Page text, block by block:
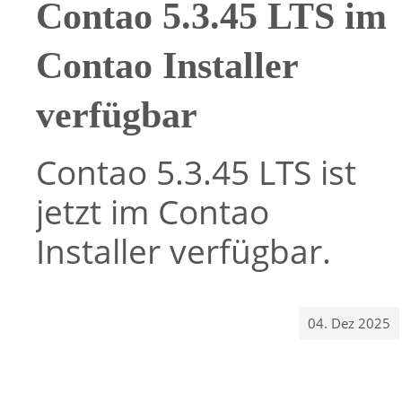
Contao 5.3.45 LTS im
Contao Installer
verfügbar
Contao 5.3.45 LTS ist
jetzt im Contao
Installer verfügbar.
04. Dez 2025